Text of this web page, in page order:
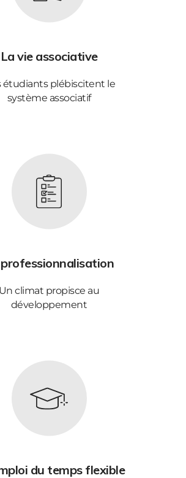
La vie associative
étudiants plébiscitent le
système associatif
Un climat propisce au
développement
du temps flexible